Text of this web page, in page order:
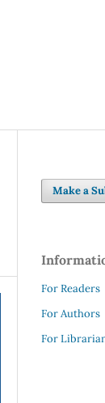
Make a
For Readers
For Authors
For